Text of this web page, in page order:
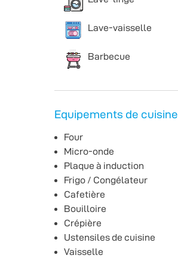
Lave-vaisselle
Barbecue
Equipements de cuisine
Four
Micro-onde
Plaque à induction
Frigo / Congélateur
Cafetière
Bouilloire
Crépière
Ustensiles de cuisine
Vaisselle